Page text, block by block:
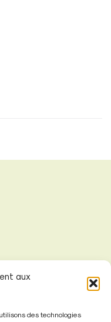
aux
des technologies